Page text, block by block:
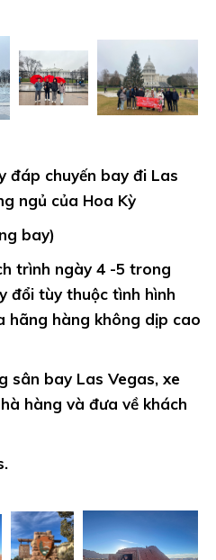
đáp chuyến bay đi Las
ngủ của Hoa Kỳ
bay)
trình ngày 4 -5 trong
đổi tùy thuộc tình hình
hãng hàng không dịp cao
sân bay Las Vegas, xe
hàng và đưa về khách